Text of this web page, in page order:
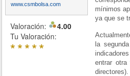
www.csmbolsa.com
Valoración:
4.00
Tu Valoración:
*****
mínimos
ya que se
la
entrar